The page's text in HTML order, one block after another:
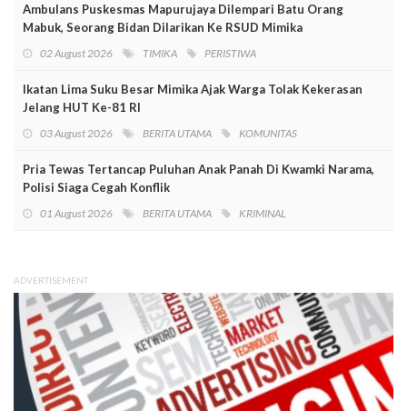
Ambulans Puskesmas Mapurujaya Dilempari Batu Orang
Mabuk, Seorang Bidan Dilarikan Ke RSUD Mimika
02 August 2026 TIMIKA PERISTIWA
Ikatan Lima Suku Besar Mimika Ajak Warga Tolak Kekerasan
Jelang HUT Ke-81 RI
03 August 2026 BERITA UTAMA KOMUNITAS
Pria Tewas Tertancap Puluhan Anak Panah Di Kwamki Narama,
Polisi Siaga Cegah Konflik
01 August 2026 BERITA UTAMA KRIMINAL
ADVERTISEMENT